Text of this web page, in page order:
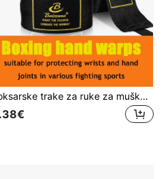
Boksarske trake za ruke za muškarce i žene – podesiva zaštita za zapešća i zglobove za boks, kickboxing, MMA i Muay Thai – prozračne elastične sportske trake za rukavice za trening i borbu